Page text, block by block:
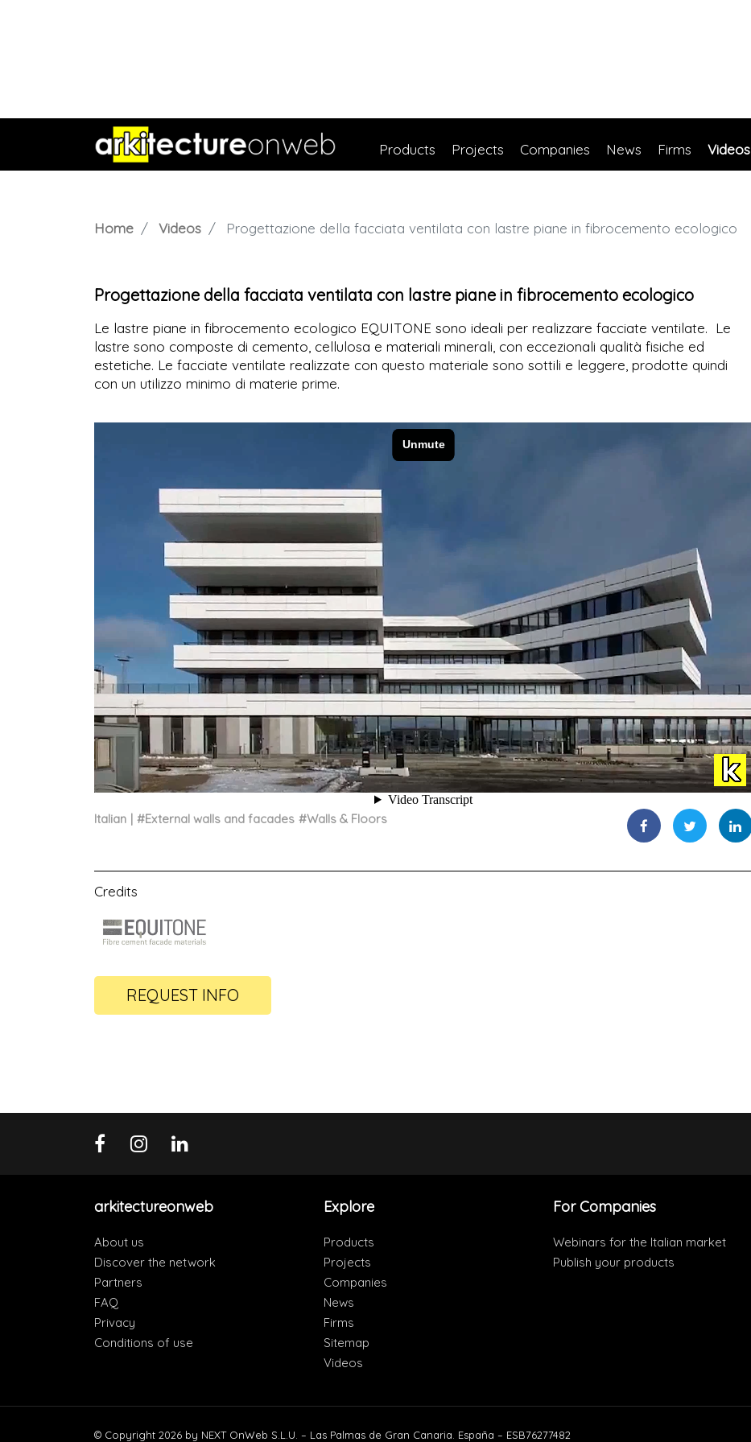
Products Projects Companies News Firms Videos
Home Videos Progettazione della facciata ventilata con lastre piane in fibrocemento ecologico
Progettazione della facciata ventilata con lastre piane in fibrocemento ecologico
Le lastre piane in fibrocemento ecologico EQUITONE sono ideali per realizzare facciate ventilate. Le
lastre sono composte di cemento, cellulosa e materiali minerali, con eccezionali qualità fisiche ed
estetiche. Le facciate ventilate realizzate con questo materiale sono sottili e leggere, prodotte quindi
con un utilizzo minimo di materie prime.
Italian #External walls and facades #Walls & Floors
Credits
REQUEST INFO
arkitectureonweb
About us
Discover the network
Partners
FAQ
Privacy
Conditions of use
Explore
Products
Projects
Companies
News
Firms
Sitemap
Videos
For Companies
Webinars for the Italian market
Publish your products
© Copyright 2026 by NEXT OnWeb S.L.U. – Las Palmas de Gran Canaria. España – ESB76277482